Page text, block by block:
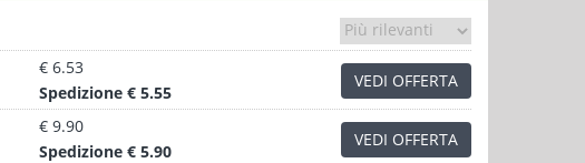
€ 6.53
Spedizione € 5.55
VEDI OFFERTA
€ 9.90
Spedizione € 5.90
VEDI OFFERTA